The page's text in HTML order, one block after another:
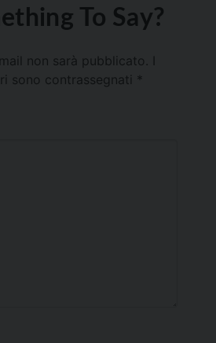
To Say?
non sarà pubblicato.
sono contrassegnati *